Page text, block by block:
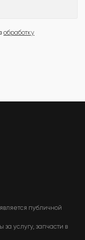
обработку
публичной
услугу, запчасти в